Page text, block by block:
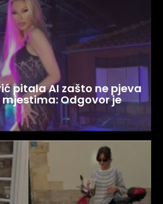
pitala AI zašto ne pjeva
Odgovor je